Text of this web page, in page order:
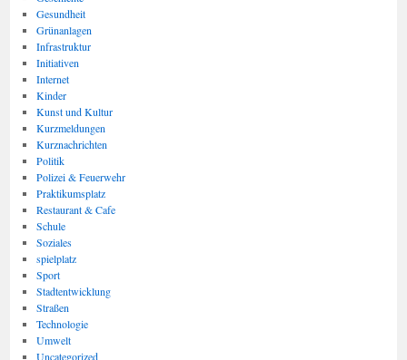
Gesundheit
Grünanlagen
Infrastruktur
Initiativen
Internet
Kinder
Kunst und Kultur
Kurzmeldungen
Kurznachrichten
Politik
Polizei & Feuerwehr
Praktikumsplatz
Restaurant & Cafe
Schule
Soziales
spielplatz
Sport
Stadtentwicklung
Straßen
Technologie
Umwelt
Uncategorized